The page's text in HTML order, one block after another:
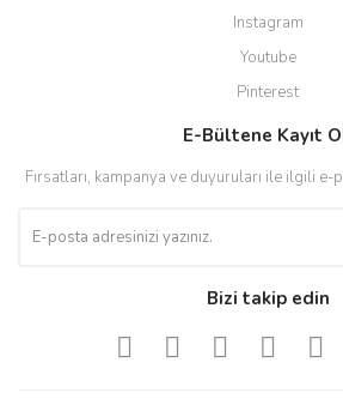
Instagram
Youtube
Pinterest
E-Bültene Kayıt
Fırsatları, kampanya ve duyuruları ile ilgili
Bizi takip edin